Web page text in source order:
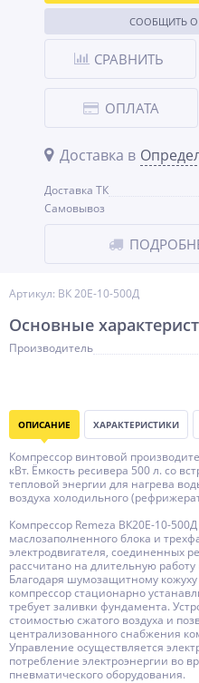
Артикул: ВК 20Е-10-500Д
СООБЩИТЬ
СРАВНИТЬ
ОПЛАТА
Доставка в
Доставка ТК
Самовывоз
Основные
Производитель
ОПИСАНИЕ ХАРАКТЕРИСТИКИ
Компрессор винтовой
кВт. Ёмкость ресивера 500 л. со
тепловой энергии для нагрева
воздуха холодильного
Компрессор Remeza ВК20E-10-
маслозаполненного блока и
электродвигателя, соединенных
рассчитано на длительную
Благодаря шумозащитному
компрессор стационарно
требует заливки фундамента.
стоимостью сжатого воздуха и
централизованного снабжения
Управление осуществляется
потребление электроэнергии во
пневматического оборудования.